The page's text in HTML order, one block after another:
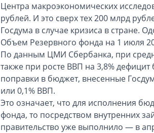
Центра макроэкономических
рублей. И это сверх тех 200 млрд
Госдума в случае кризиса в стране.
Объем Резервного фонда на 1 июля
По данным ЦМИ Сбербанка, при
также при росте ВВП на 3,8%
поправки в бюджет, внесенные
или 0,1% ВВП.
Это означает, что для исполнения
фонда, то посредством внутренних
правительство уже выполнило — в